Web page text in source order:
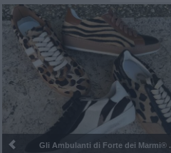
Pulizia del bosco del Rugareto a ...